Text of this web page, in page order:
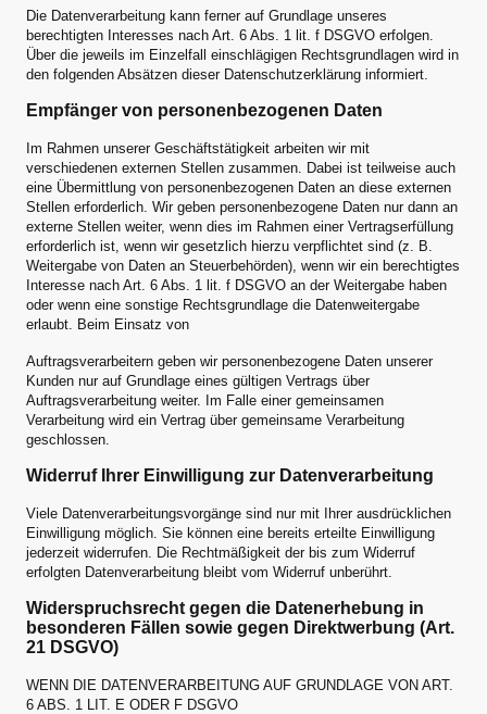
Die Datenverarbeitung kann ferner auf Grundlage unseres
berechtigten Interesses nach Art. 6 Abs. 1 lit. f DSGVO erfolgen.
Über die jeweils im Einzelfall einschlägigen Rechtsgrundlagen wird in
den folgenden Absätzen dieser Datenschutzerklärung informiert.
Empfänger von personenbezogenen Daten
Im Rahmen unserer Geschäftstätigkeit arbeiten wir mit
verschiedenen externen Stellen zusammen. Dabei ist teilweise auch
eine Übermittlung von personenbezogenen Daten an diese externen
Stellen erforderlich. Wir geben personenbezogene Daten nur dann an
externe Stellen weiter, wenn dies im Rahmen einer Vertragserfüllung
erforderlich ist, wenn wir gesetzlich hierzu verpflichtet sind (z. B.
Weitergabe von Daten an Steuerbehörden), wenn wir ein berechtigtes
Interesse nach Art. 6 Abs. 1 lit. f DSGVO an der Weitergabe haben
oder wenn eine sonstige Rechtsgrundlage die Datenweitergabe
erlaubt. Beim Einsatz von
Auftragsverarbeitern geben wir personenbezogene Daten unserer
Kunden nur auf Grundlage eines gültigen Vertrags über
Auftragsverarbeitung weiter. Im Falle einer gemeinsamen
Verarbeitung wird ein Vertrag über gemeinsame Verarbeitung
geschlossen.
Widerruf Ihrer Einwilligung zur Datenverarbeitung
Viele Datenverarbeitungsvorgänge sind nur mit Ihrer ausdrücklichen
Einwilligung möglich. Sie können eine bereits erteilte Einwilligung
jederzeit widerrufen. Die Rechtmäßigkeit der bis zum Widerruf
erfolgten Datenverarbeitung bleibt vom Widerruf unberührt.
Widerspruchsrecht gegen die Datenerhebung in
besonderen Fällen sowie gegen Direktwerbung (Art.
21 DSGVO)
WENN DIE DATENVERARBEITUNG AUF GRUNDLAGE VON ART.
6 ABS. 1 LIT. E ODER F DSGVO